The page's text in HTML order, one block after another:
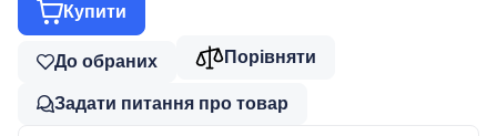
Купити
До обраних Порівняти
Задати питання про товар